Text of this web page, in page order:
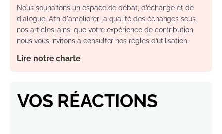
Nous souhaitons un espace de débat, d’échange et de
dialogue. Afin d'améliorer la qualité des échanges sous
nos articles, ainsi que votre expérience de contribution,
nous vous invitons à consulter nos règles d’utilisation.
Lire notre charte
VOS RÉACTIONS